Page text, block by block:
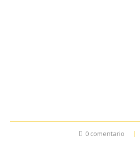
0 comentario